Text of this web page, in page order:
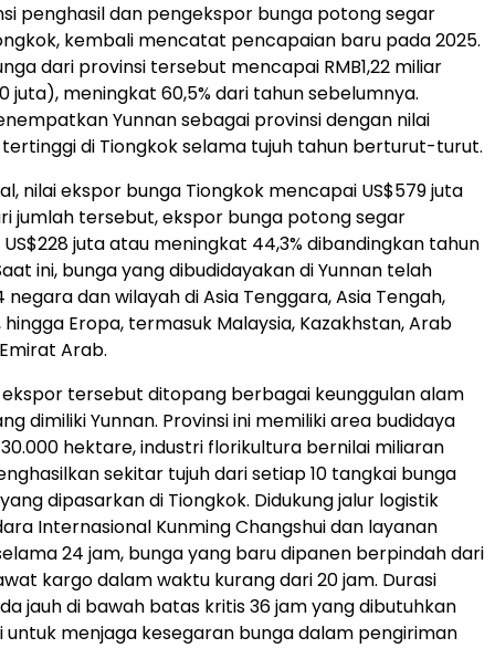
penghasil dan pengekspor bunga potong segar
kembali mencatat pencapaian baru pada 2025.
dari provinsi tersebut mencapai RMB1,22 miliar
juta), meningkat 60,5% dari tahun sebelumnya.
Yunnan sebagai provinsi dengan nilai
di Tiongkok selama tujuh tahun berturut-turut.
nilai ekspor bunga Tiongkok mencapai US$579 juta
jumlah tersebut, ekspor bunga potong segar
juta atau meningkat 44,3% dibandingkan tahun
ini, bunga yang dibudidayakan di Yunnan telah
dan wilayah di Asia Tenggara, Asia Tengah,
Eropa, termasuk Malaysia, Kazakhstan, Arab
Arab.
tersebut ditopang berbagai keunggulan alam
dimiliki Yunnan. Provinsi ini memiliki area budidaya
hektare, industri florikultura bernilai miliaran
sekitar tujuh dari setiap 10 tangkai bunga
dipasarkan di Tiongkok. Didukung jalur logistik
Internasional Kunming Changshui dan layanan
24 jam, bunga yang baru dipanen berpindah dari
kargo dalam waktu kurang dari 20 jam. Durasi
jauh di bawah batas kritis 36 jam yang dibutuhkan
untuk menjaga kesegaran bunga dalam pengiriman